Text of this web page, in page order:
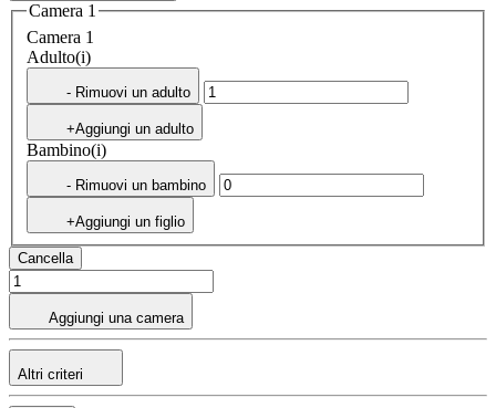
Camera 1
Camera 1
Adulto(i)
- Rimuovi un adulto
+Aggiungi un adulto
Bambino(i)
- Rimuovi un bambino
+Aggiungi un figlio
Cancella
Aggiungi una camera
Altri criteri